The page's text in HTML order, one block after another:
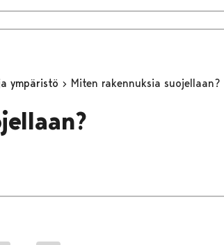
ympäristö Miten rakennuksia suojellaan?